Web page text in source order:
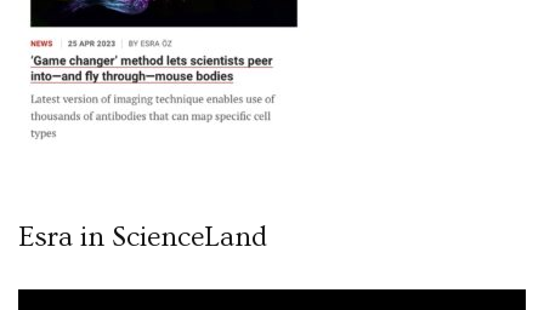
Esra in ScienceLand